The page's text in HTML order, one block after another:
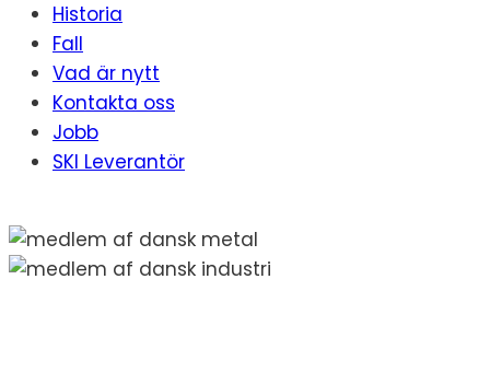
Historia
Fall
Vad är nytt
Kontakta oss
Jobb
SKI Leverantör